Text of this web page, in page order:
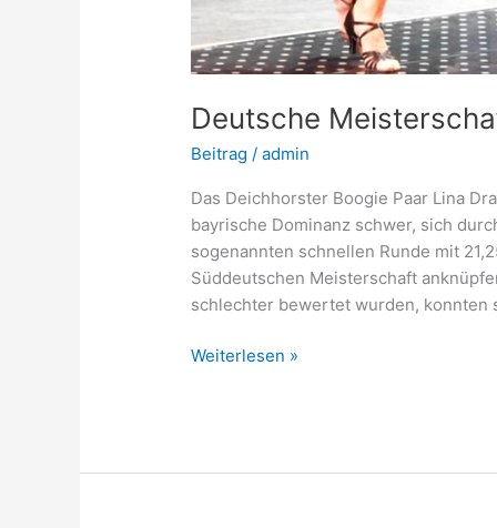
Deutsche
Beitrag /admin
Das Deichhorster Boogie Paar Lina
bayrische Dominanz schwer, sich
sogenannten schnellen Runde mit
Süddeutschen Meisterschaft
schlechter bewertet wurden, konnten
Weiterlesen »